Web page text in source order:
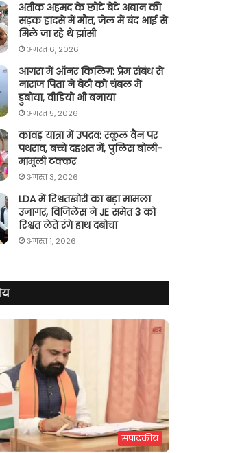
अतीक अहमद के छोटे बेटे अबान की
सड़क हादसे में मौत, जेल में बंद भाई से
मिले जा रहे थे झांसी
अगस्त 6, 2026
आगरा में ऑनर किलिग़: प्रेम संबंध से
नाराज पिता ने बेटी को चंबल में
डुबोया, वीडियो भी बनाया
अगस्त 5, 2026
कांवड़ यात्रा में उपद्रव: स्कूल वैन पर
पथराव, बच्चे दहशत में, पुलिस बोली-
मामूली टक्कर
अगस्त 3, 2026
LDA में रिश्वतखोरी का बड़ा मामला
उजागर, विजिलेंस ने JE समेत 3 को
रिश्वत लेते रंगे हाथ दबोचा
अगस्त 1, 2026
संपादकीय